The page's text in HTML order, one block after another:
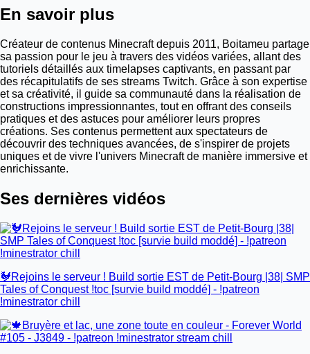
En savoir plus
Créateur de contenus Minecraft depuis 2011, Boitameu partage
sa passion pour le jeu à travers des vidéos variées, allant des
tutoriels détaillés aux timelapses captivants, en passant par
des récapitulatifs de ses streams Twitch. Grâce à son expertise
et sa créativité, il guide sa communauté dans la réalisation de
constructions impressionnantes, tout en offrant des conseils
pratiques et des astuces pour améliorer leurs propres
créations. Ses contenus permettent aux spectateurs de
découvrir des techniques avancées, de s'inspirer de projets
uniques et de vivre l'univers Minecraft de manière immersive et
enrichissante.
Ses dernières vidéos
🐓Rejoins le serveur ! Build sortie EST de Petit-Bourg |38| SMP
Tales of Conquest !toc [survie build moddé] - !patreon
!minestrator chill